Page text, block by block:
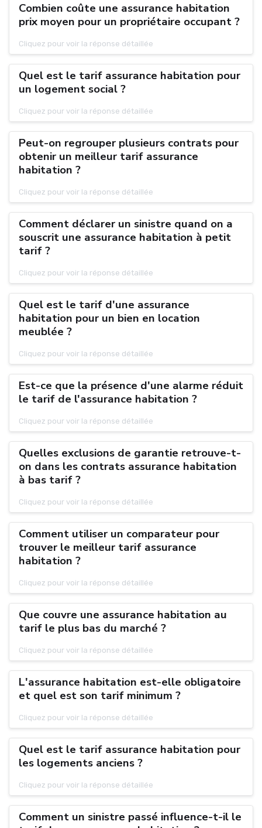
Combien coûte une assurance habitation
prix moyen pour un propriétaire occupant ?
Cliquez pour voir la réponse détaillée
Quel est le tarif assurance habitation pour
un logement social ?
Cliquez pour voir la réponse détaillée
Peut-on regrouper plusieurs contrats pour
obtenir un meilleur tarif assurance
habitation ?
Cliquez pour voir la réponse détaillée
Comment déclarer un sinistre quand on a
souscrit une assurance habitation à petit
tarif ?
Cliquez pour voir la réponse détaillée
Quel est le tarif d'une assurance
habitation pour un bien en location
meublée ?
Cliquez pour voir la réponse détaillée
Est-ce que la présence d'une alarme réduit
le tarif de l'assurance habitation ?
Cliquez pour voir la réponse détaillée
Quelles exclusions de garantie retrouve-t-
on dans les contrats assurance habitation
à bas tarif ?
Cliquez pour voir la réponse détaillée
Comment utiliser un comparateur pour
trouver le meilleur tarif assurance
habitation ?
Cliquez pour voir la réponse détaillée
Que couvre une assurance habitation au
tarif le plus bas du marché ?
Cliquez pour voir la réponse détaillée
L'assurance habitation est-elle obligatoire
et quel est son tarif minimum ?
Cliquez pour voir la réponse détaillée
Quel est le tarif assurance habitation pour
les logements anciens ?
Cliquez pour voir la réponse détaillée
Comment un sinistre passé influence-t-il le